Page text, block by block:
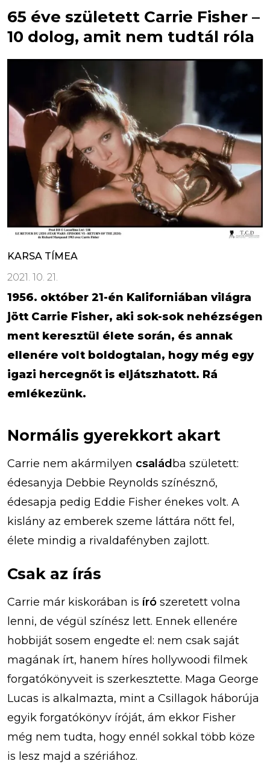
65 éve született Carrie Fisher –
10 dolog, amit nem tudtál róla
KARSA TÍMEA
2021. 10. 21.
1956. október 21-én Kaliforniában világra
jött Carrie Fisher, aki sok-sok nehézségen
ment keresztül élete során, és annak
ellenére volt boldogtalan, hogy még egy
igazi hercegnőt is eljátszhatott. Rá
emlékezünk.
Normális gyerekkort akart
Carrie nem akármilyen család ba született:
édesanyja Debbie Reynolds színésznő,
édesapja pedig Eddie Fisher énekes volt. A
kislány az emberek szeme láttára nőtt fel,
élete mindig a rivaldafényben zajlott.
Csak az írás
Carrie már kiskorában is író szeretett volna
lenni, de végül színész lett. Ennek ellenére
hobbiját sosem engedte el: nem csak saját
magának írt, hanem híres hollywoodi filmek
forgatókönyveit is szerkesztette. Maga George
Lucas is alkalmazta, mint a Csillagok háborúja
egyik forgatókönyv íróját, ám ekkor Fisher
még nem tudta, hogy ennél sokkal több köze
is lesz majd a szériához.